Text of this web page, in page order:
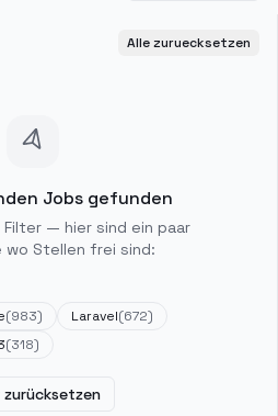
Alle zuruecksetzen
Jobs gefunden
Filter — hier sind ein paar
wo Stellen frei sind:
(983) Laravel(672)
(318)
zurücksetzen